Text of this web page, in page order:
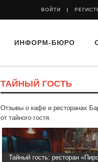
ВОЙТИ
ИНФОРМ-БЮРО
ТАЙНЫЙ ГОСТЬ
Отзывы о кафе и ресторанах
от тайного гостя.
Тайный гость: ресторан